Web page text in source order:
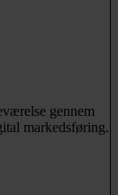
gennem
markedsføring.